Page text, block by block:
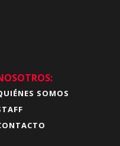
SOMOS